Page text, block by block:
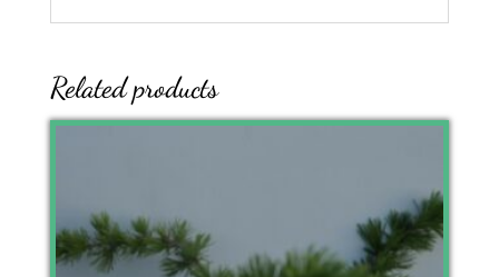
Related products